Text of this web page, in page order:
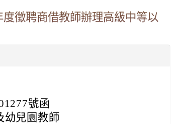
徵聘商借教師辦理高級中等以
號函
幼兒園教師